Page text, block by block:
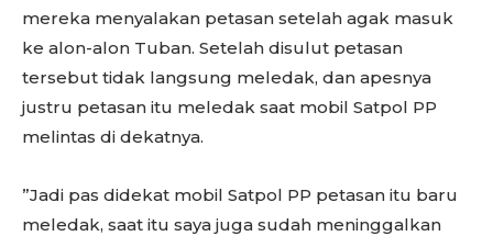
mereka menyalakan petasan setelah agak masuk
ke alon-alon Tuban. Setelah disulut petasan
tersebut tidak langsung meledak, dan apesnya
justru petasan itu meledak saat mobil Satpol PP
melintas di dekatnya.
”Jadi pas didekat mobil Satpol PP petasan itu baru
meledak, saat itu saya juga sudah meninggalkan